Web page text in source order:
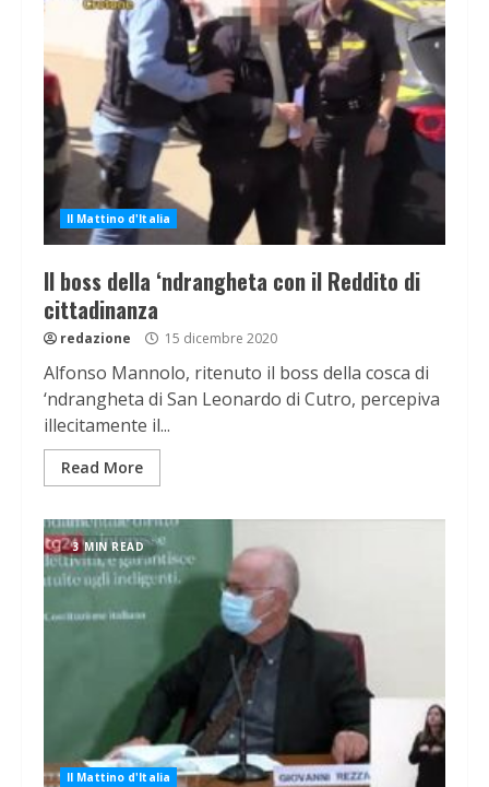
Il Mattino d'Italia
Il boss della ‘ndrangheta con il Reddito di
cittadinanza
redazione 15 dicembre 2020
Alfonso Mannolo, ritenuto il boss della cosca di
‘ndrangheta di San Leonardo di Cutro, percepiva
illecitamente il...
Read More
3 MIN READ
Il Mattino d'Italia